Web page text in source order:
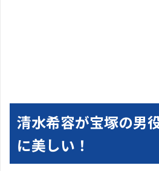
清水希容が宝塚の男
に美しい！